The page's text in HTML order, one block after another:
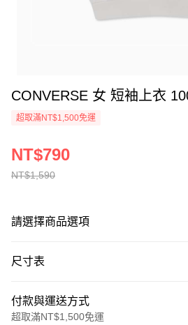
CONVERSE 女 短袖上衣
超取滿NT$1,500免運
NT$1,590
NT$790
請選擇商品選項
尺寸表
付款與運送方式
超取滿NT$1,500免運